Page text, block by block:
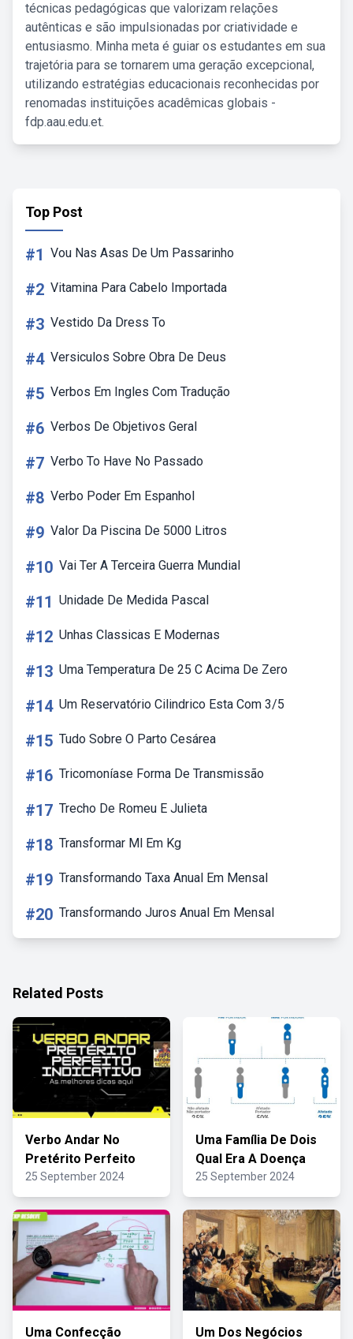
técnicas pedagógicas que valorizam relações
autênticas e são impulsionadas por criatividade e
entusiasmo. Minha meta é guiar os estudantes em sua
trajetória para se tornarem uma geração excepcional,
utilizando estratégias educacionais reconhecidas por
renomadas instituições acadêmicas globais -
fdp.aau.edu.et.
Top Post
#1 Vou Nas Asas De Um Passarinho
#2 Vitamina Para Cabelo Importada
#3 Vestido Da Dress To
#4 Versiculos Sobre Obra De Deus
#5 Verbos Em Ingles Com Tradução
#6 Verbos De Objetivos Geral
#7 Verbo To Have No Passado
#8 Verbo Poder Em Espanhol
#9 Valor Da Piscina De 5000 Litros
#10 Vai Ter A Terceira Guerra Mundial
#11 Unidade De Medida Pascal
#12 Unhas Classicas E Modernas
#13 Uma Temperatura De 25 C Acima De Zero
#14 Um Reservatório Cilindrico Esta Com 3/5
#15 Tudo Sobre O Parto Cesárea
#16 Tricomoníase Forma De Transmissão
#17 Trecho De Romeu E Julieta
#18 Transformar Ml Em Kg
#19 Transformando Taxa Anual Em Mensal
#20 Transformando Juros Anual Em Mensal
Related Posts
Verbo Andar No
Pretérito Perfeito
25 September 2024
Uma Família De Dois
Qual Era A Doença
25 September 2024
Uma Confecção Um Dos Negócios